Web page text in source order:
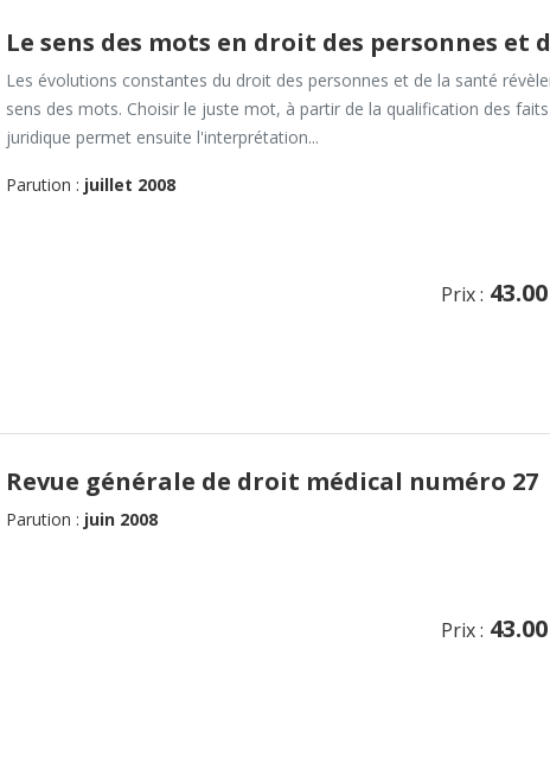
Le sens des mots en droit des personnes et
Les évolutions constantes du droit des personnes et de la santé
sens des mots. Choisir le juste mot, à partir de la qualification des
juridique permet ensuite l'interprétation...
Parution : juillet 2008
Prix :
Revue générale de droit médical numéro 27
Parution : juin 2008
Prix :